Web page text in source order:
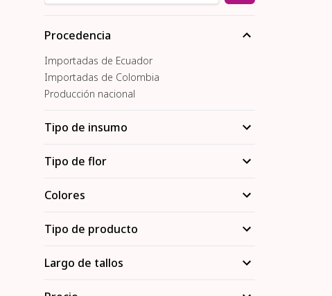
Procedencia
Importadas de Ecuador
Importadas de Colombia
Producción nacional
Tipo de insumo
Tipo de flor
Colores
Tipo de producto
Largo de tallos